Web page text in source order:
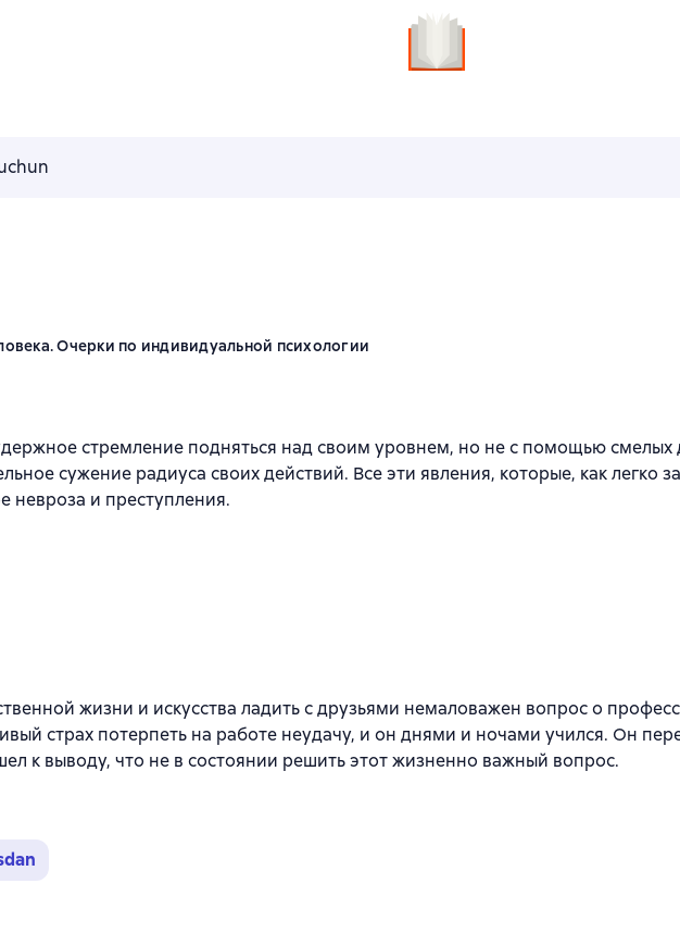
Очерки по индивидуальной психологии
5 на основе 4 оценок
стремление подняться над своим уровнем, но не с помощью смелых
сужение радиуса своих действий. Все эти явления, которые, как легко
невроза и преступления.
4,8 на основе 21 оценок
жизни и искусства ладить с друзьями немаловажен вопрос о
страх потерпеть на работе неудачу, и он днями и ночами учился. Он
к выводу, что не в состоянии решить этот жизненно важный вопрос.